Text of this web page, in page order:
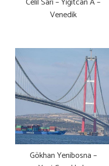
Venedik
Gökhan Yenibosna –